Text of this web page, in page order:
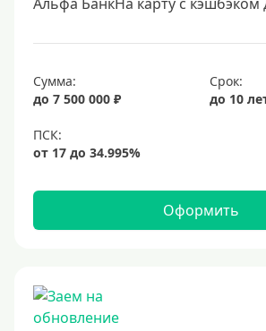
Сумма:
до 7 500 000 ₽
Срок:
до 10
Оформить